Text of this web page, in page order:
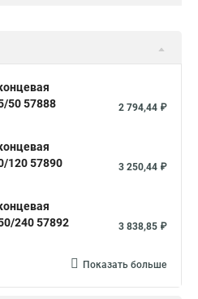
50 57888
2 794,44 ₽
120 57890
3 250,44 ₽
240 57892
3 838,85 ₽
Показать больше